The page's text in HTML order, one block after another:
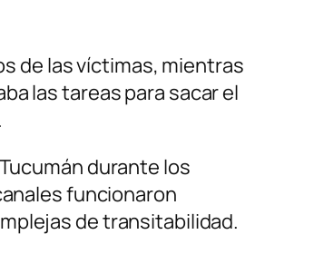
de las víctimas, mientras
las tareas para sacar el
durante los
funcionaron
de transitabilidad.